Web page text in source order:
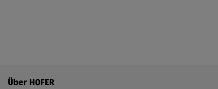
Fußzeilenmenü - weitere Links
Über HOFER